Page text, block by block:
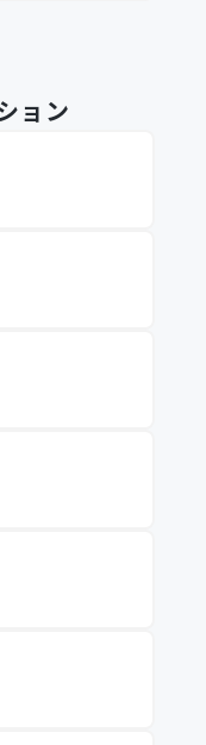
ョン